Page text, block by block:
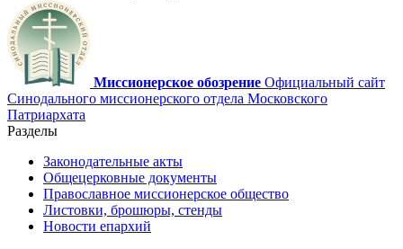
Миссионерское обозрение Официальный сайт
Синодального миссионерского отдела Московского
Патриархата
Разделы
Законодательные акты
Общецерковные документы
Православное миссионерское общество
Листовки, брошюры, стенды
Новости епархий